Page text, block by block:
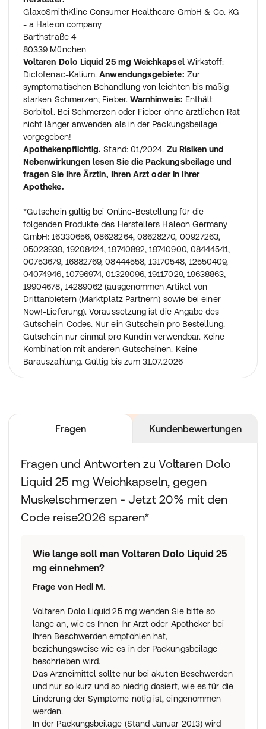
GlaxoSmithKline Consumer Healthcare GmbH & Co. KG
- a Haleon company
Barthstraße 4
80339 München
Voltaren Dolo Liquid 25 mg Weichkapsel Wirkstoff:
Diclofenac-Kalium.Anwendungsgebiete: Zur
symptomatischen Behandlung von leichten bis mäßig
starken Schmerzen; Fieber. Warnhinweis: Enthält
Sorbitol. Bei Schmerzen oder Fieber ohne ärztlichen Rat
nicht länger anwenden als in der Packungsbeilage
vorgegeben!
Apothekenpflichtig. Stand: 01/2024. Zu Risiken und
Nebenwirkungen lesen Sie die Packungsbeilage und
fragen Sie Ihre Ärztin, Ihren Arzt oder in Ihrer
Apotheke.
*Gutschein gültig bei Online-Bestellung für die
folgenden Produkte des Herstellers Haleon Germany
GmbH: 16330656, 08628264, 08628270, 00927263,
05023939, 19208424, 19740892, 19740900, 08444541,
00753679, 16882769, 08444558, 13170548, 12550409,
04074946, 10796974, 01329096, 19117029, 19638863,
19904678, 14289062 (ausgenommen Artikel von
Drittanbietern (Marktplatz Partnern) sowie bei einer
Now!-Lieferung). Voraussetzung ist die Angabe des
Gutschein-Codes. Nur ein Gutschein pro Bestellung.
Gutschein nur einmal pro Kund:in verwendbar. Keine
Kombination mit anderen Gutscheinen. Keine
Barauszahlung. Gültig bis zum 31.07.2026
Fragen Kundenbewertungen
Fragen und Antworten zu Voltaren Dolo
Liquid 25 mg Weichkapseln, gegen
Muskelschmerzen - Jetzt 20% mit den
Code reise2026 sparen*
Wie lange soll man Voltaren Dolo Liquid 25
mg einnehmen?
Frage von Hedi M.
Voltaren Dolo Liquid 25 mg wenden Sie bitte so
lange an, wie es Ihnen Ihr Arzt oder Apotheker bei
Ihren Beschwerden empfohlen hat,
beziehungsweise wie es in der Packungsbeilage
beschrieben wird.
Das Arzneimittel sollte nur bei akuten Beschwerden
und nur so kurz und so niedrig dosiert, wie es für die
Linderung der Symptome nötig ist, eingenommen
werden.
In der Packungsbeilage (Stand Januar 2013) wird